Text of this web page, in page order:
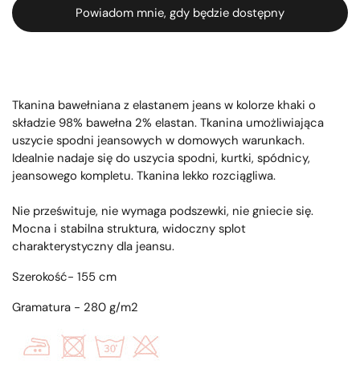
Powiadom mnie, gdy będzie dostępny
Tkanina bawełniana z elastanem jeans w kolorze khaki o
składzie 98% bawełna 2% elastan. Tkanina umożliwiająca
uszycie spodni jeansowych w domowych warunkach.
Idealnie nadaje się do uszycia spodni, kurtki, spódnicy,
jeansowego kompletu. Tkanina lekko rozciągliwa.
Nie prześwituje, nie wymaga podszewki, nie gniecie się.
Mocna i stabilna struktura, widoczny splot
charakterystyczny dla jeansu.
Szerokość- 155 cm
Gramatura - 280 g/m2